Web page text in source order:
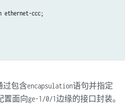
ethernet-ccc;
过包含encapsulation语句并指定
置面向ge-1/0/1边缘的接口封装。